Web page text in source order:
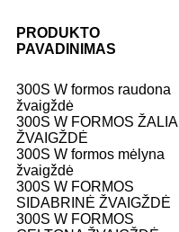
PRODUKTO
PAVADINIMAS
300S W formos raudona
žvaigždė
300S W FORMOS ŽALIA
ŽVAIGŽDĖ
300S W formos mėlyna
žvaigždė
300S W FORMOS
SIDABRINĖ ŽVAIGŽDĖ
300S W FORMOS